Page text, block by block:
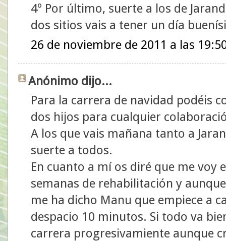
4º Por último, suerte a los de
dos sitios vais a tener un día
26 de noviembre de 2011 a las
Anónimo dijo...
Para la carrera de navidad podéis
dos hijos para cualquier
A los que vais mañana tanto a
suerte a todos.
En cuanto a mí os diré que me voy
semanas de rehabilitación y
me ha dicho Manu que empiece a
despacio 10 minutos. Si todo va
carrera progresivamiente aunque